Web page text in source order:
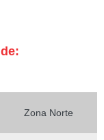
Zona Norte